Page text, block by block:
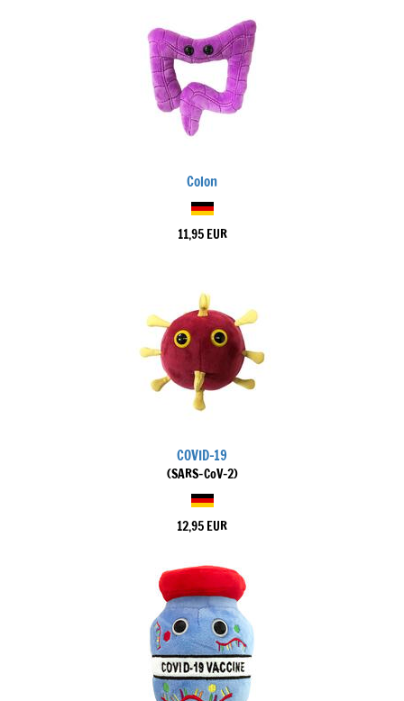
Colon
11,95 EUR
COVID-19
(SARS-CoV-2)
12,95 EUR